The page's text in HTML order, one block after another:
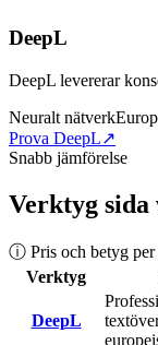
DeepL
DeepL levererar
Neuralt nätverk
Prova DeepL↗
Snabb jämförelse
Verktyg sida
ⓘ Pris och betyg
Verktyg
DeepL